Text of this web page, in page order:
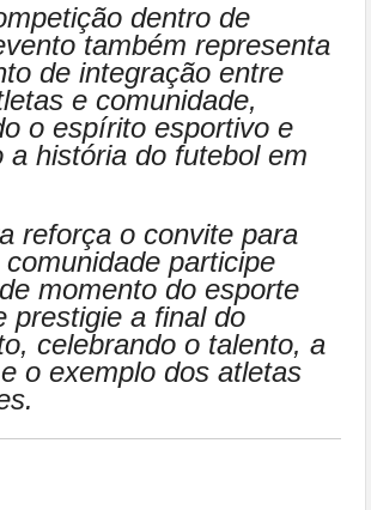
dentro de
também representa
de integração entre
e comunidade,
o espírito esportivo e
a história do futebol em
reforça o convite para
participe
momento do esporte
prestigie a final do
celebrando o talento, a
o exemplo dos atletas